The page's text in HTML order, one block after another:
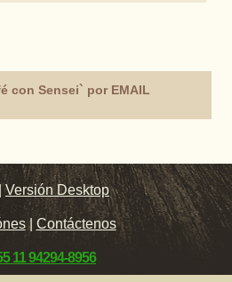
con Sensei` por EMAIL
|Versión Desktop
| Contáctenos
11 94294-8956